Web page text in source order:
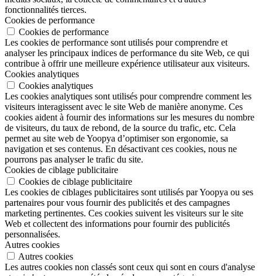
fonctionnalités tierces.
Cookies de performance
Cookies de performance
Les cookies de performance sont utilisés pour comprendre et
analyser les principaux indices de performance du site Web, ce qui
contribue à offrir une meilleure expérience utilisateur aux visiteurs.
Cookies analytiques
Cookies analytiques
Les cookies analytiques sont utilisés pour comprendre comment les
visiteurs interagissent avec le site Web de manière anonyme. Ces
cookies aident à fournir des informations sur les mesures du nombre
de visiteurs, du taux de rebond, de la source du trafic, etc. Cela
permet au site web de Yoopya d’optimiser son ergonomie, sa
navigation et ses contenus. En désactivant ces cookies, nous ne
pourrons pas analyser le trafic du site.
Cookies de ciblage publicitaire
Cookies de ciblage publicitaire
Les cookies de ciblages publicitaires sont utilisés par Yoopya ou ses
partenaires pour vous fournir des publicités et des campagnes
marketing pertinentes. Ces cookies suivent les visiteurs sur le site
Web et collectent des informations pour fournir des publicités
personnalisées.
Autres cookies
Autres cookies
Les autres cookies non classés sont ceux qui sont en cours d'analyse